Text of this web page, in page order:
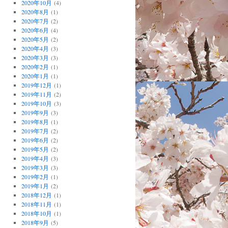
2020年10月 (4)
2020年8月 (1)
2020年7月 (2)
2020年6月 (4)
2020年5月 (2)
2020年4月 (3)
2020年3月 (3)
2020年2月 (1)
2020年1月 (1)
2019年12月 (1)
2019年11月 (2)
2019年10月 (3)
2019年9月 (3)
2019年8月 (1)
2019年7月 (2)
2019年6月 (2)
2019年5月 (2)
2019年4月 (3)
2019年3月 (3)
2019年2月 (1)
2019年1月 (2)
2018年12月 (1)
2018年11月 (1)
2018年10月 (1)
2018年9月 (5)